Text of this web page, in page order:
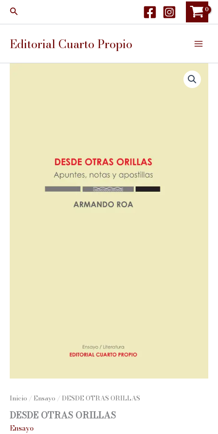
Buscar
Editorial Cuarto Propio
Inicio / Ensayo / DESDE OTRAS ORILLAS
DESDE OTRAS ORILLAS
Ensayo